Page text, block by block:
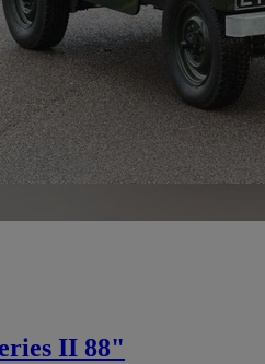
II 88"